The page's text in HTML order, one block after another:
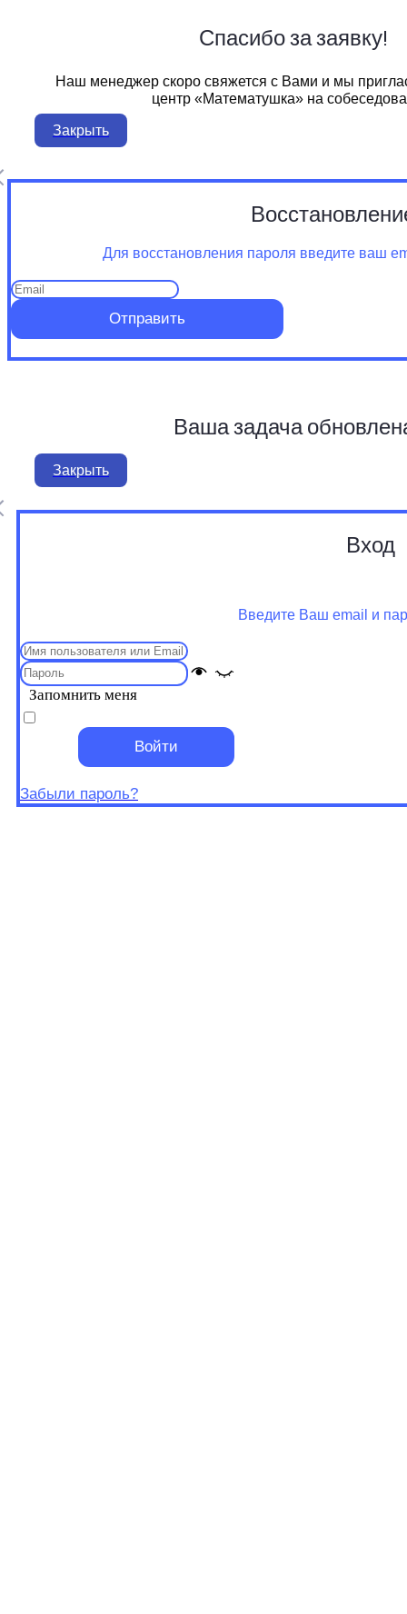
Спасибо за заявку!
Наш менеджер скоро свяжется с Вами и мы
центр «Математушка» на
Закрыть
Для восстановления пароля введите ваш
Отправить
Ваша задача
Закрыть
Вход
Введите Ваш email и
Запомнить меня
Войти
Забыли пароль?